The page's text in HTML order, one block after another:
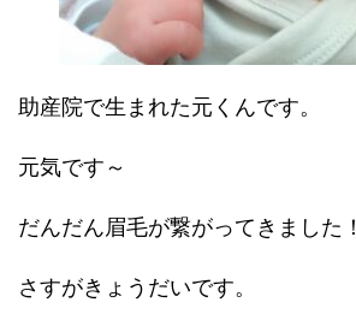
助産院で生まれた元くんです。
元気です～
だんだん眉毛が繋がってきました！
さすがきょうだいです。